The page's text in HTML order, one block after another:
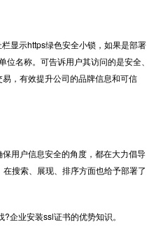
显示https绿色安全小锁，如果是部署
名称。可告诉用户其访问的是安全、
，有效提升公司的品牌信息和可信
用户信息安全的角度，都在大力倡导
搜索、展现、排序方面也给予部署了
企业安装ssl证书的优势知识。